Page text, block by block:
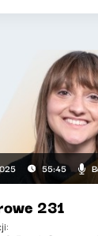
55:45
231